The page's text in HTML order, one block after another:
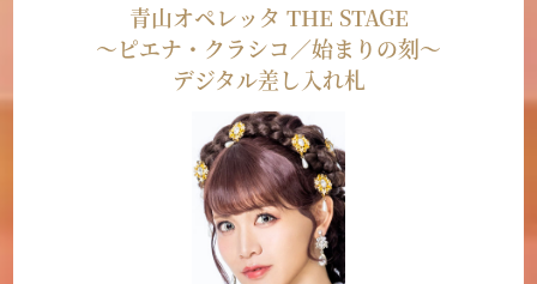
青山オペレッタ THE STAGE
～ピエナ・クラシコ／始まりの刻～
デジタル差し入れ札